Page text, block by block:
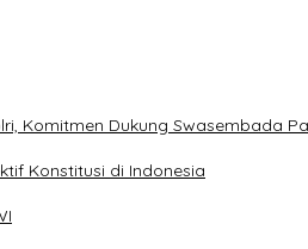
Komitmen Dukung Swasembada
Konstitusi di Indonesia